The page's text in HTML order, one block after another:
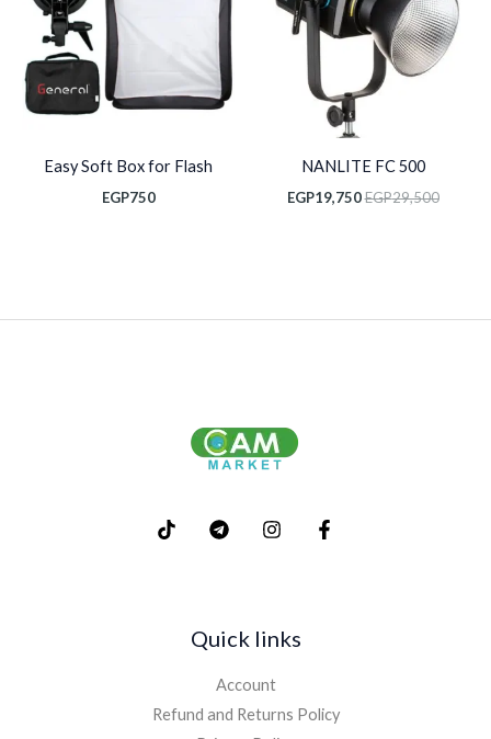
NANLITE FC 500
EGP29,500
EGP19,750
Easy Soft Box for Flash
EGP750
Quick links
Account
Refund and Returns Policy